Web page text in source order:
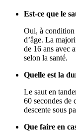
Est-ce que le
Oui, à condition
d’âge. La
de 16 ans avec
selon la santé.
Quelle est la
Le saut en
60 secondes de
descente sous
Que faire en